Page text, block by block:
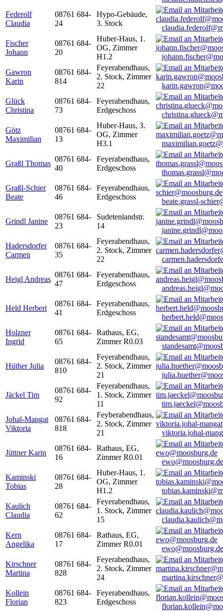
Federolf
Claudia
08761 684-
24
Hypo-Gebäude,
3. Stock
Fischer
Johann
08761 684-
20
Huber-Haus, 1.
OG, Zimmer
H1.2
Gawron
Karin
08761 684-
814
Feyerabendhaus,
2. Stock, Zimmer
22
Glück
Christina
08761 684-
73
Feyerabendhaus,
Erdgeschoss
Götz
Maximilian
08761 684-
13
Huber-Haus, 3.
OG, Zimmer
H3.1
Graßl Thomas
08761 684-
40
Feyerabendhaus,
Erdgeschoss
Graßl-Schier
Beate
08761 684-
46
Feyerabendhaus,
Erdgeschoss
beate.grassl-
Grindl Janine
08761 684-
23
Sudetenlandstr.
14
Hadersdorfer
Carmen
08761 684-
35
Feyerabendhaus,
2. Stock, Zimmer
22
Heigl Andreas
08761 684-
47
Feyerabendhaus,
Erdgeschoss
Held Herbert
08761 684-
41
Feyerabendhaus,
Erdgeschoss
Holzner
Ingrid
08761 684-
65
Rathaus, EG,
Zimmer R0.03
Hüther Julia
08761 684-
810
Feyerabendhaus,
2. Stock, Zimmer
21
Jäckel Tim
08761 684-
92
Feyerabendhaus,
1. Stock, Zimmer
11
Johal-Mangat
Viktoria
08761 684-
818
Feyberabendhaus,
2. Stock, Zimmer
21
viktoria.johal-
Jüttner Karin
08761 684-
16
Rathaus, EG,
Zimmer R0.01
ewo@moosburg.de
Kaminski
Tobias
08761 684-
28
Huber-Haus, 1.
OG, Zimmer
H1.2
Kaulich
Claudia
08761 684-
62
Feyerabendhaus,
1. Stock, Zimmer
15
Kern
Angelika
08761 684-
17
Rathaus, EG,
Zimmer R0.01
ewo@moosburg.de
Kirschner
Martina
08761 684-
828
Feyerabendhaus,
2. Stock, Zimmer
24
Kollein
Florian
08761 684-
823
Feyerabendhaus,
Erdgeschoss